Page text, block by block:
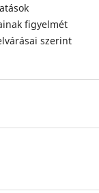
figyelmét
szerint